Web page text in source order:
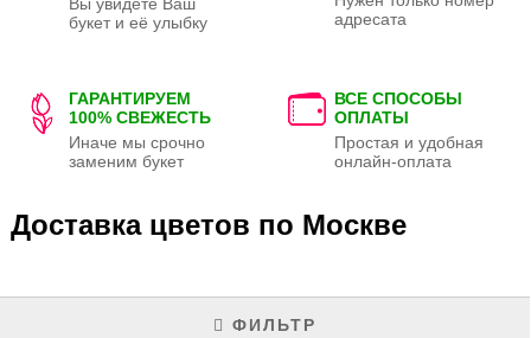
букет и её улыбку
адресата
ГАРАНТИРУЕМ
100% СВЕЖЕСТЬ
Иначе мы срочно
заменим букет
ВСЕ СПОСОБЫ
ОПЛАТЫ
Простая и удобная
онлайн-оплата
Доставка цветов по Москве
ФИЛЬТР